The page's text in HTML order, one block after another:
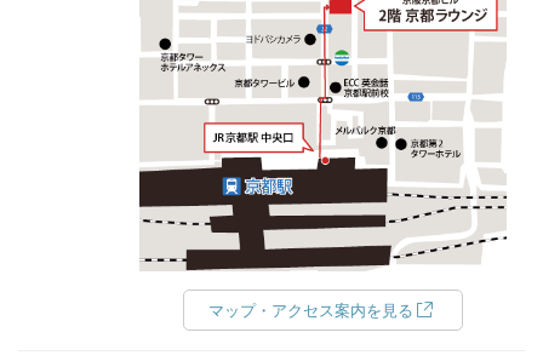
マップ・アクセス案内を見る